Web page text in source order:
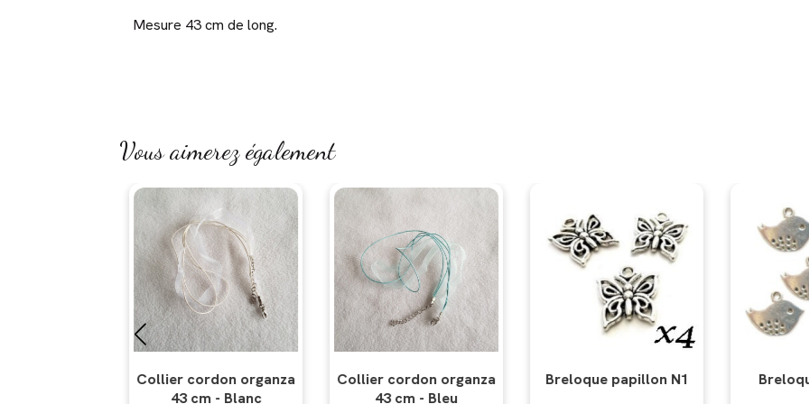
Mesure 43 cm de long.
Vous aimerez également
Collier cordon organza
43 cm - Bleu
Breloque papillon N1 Breloque oiseaux
Collier